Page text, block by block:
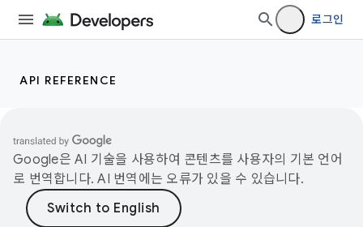
로그인
API REFERENCE
Google은 AI 기술을 사용하여 콘텐츠를 사용자의 기본 언어
로 번역합니다. AI 번역에는 오류가 있을 수 있습니다.